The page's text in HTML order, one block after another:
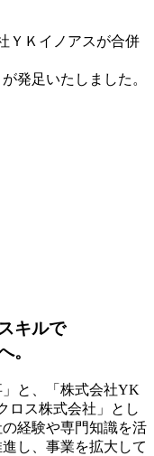
ＹＫイノアスが合併
発足いたしました。
キルで
。
」と、「株式会社YK
ロス株式会社」とし
経験や専門知識を活
し、事業を拡大して